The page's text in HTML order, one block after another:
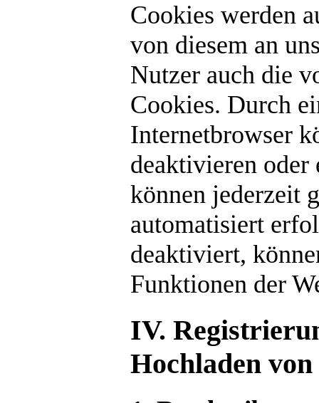
Cookies werden
von diesem an
Nutzer auch die
Cookies. Durch
Internetbrowser
deaktivieren oder
können jederzeit
automatisiert
deaktiviert,
Funktionen der
IV.
Hochladen